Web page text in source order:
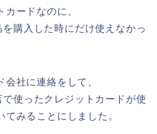
カードなのに、
購入した時にだけ使えなかっ
社に連絡をして、
使ったクレジットカードが使
てみることにしました。